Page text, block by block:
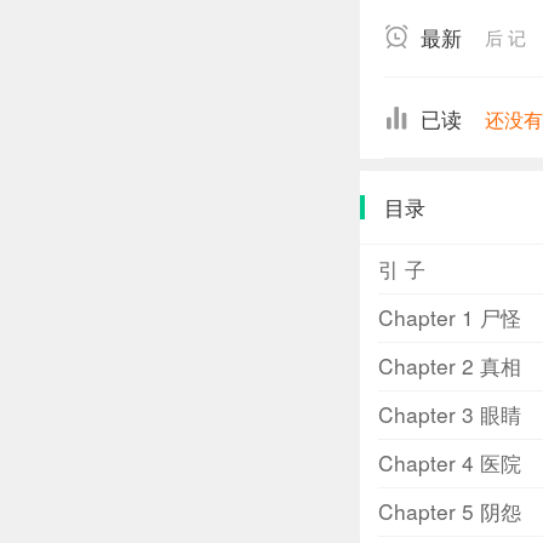
最新 后 记
已读 还没
目录
引 子
Chapter 1 尸怪
Chapter 2 真相
Chapter 3 眼睛
Chapter 4 医院
Chapter 5 阴怨